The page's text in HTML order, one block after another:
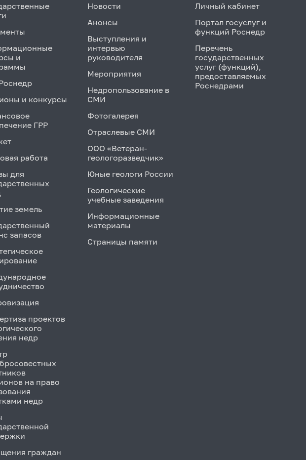
и
и конкурсы
ГРР
работа
для
земель
запасов
проектов
недр
на право
недр
граждан
Новости
Анонсы
Выступления и
интервью
руководителя
Мероприятия
Недропользование в
СМИ
Фотогалерея
Отраслевые СМИ
ООО «Ветеран-
геологоразведчик»
Юные геологи России
Геологические
учебные заведения
Информационные
материалы
Страницы памяти
Личный кабинет
Портал госуслуг и
функций Роснедр
Перечень
государственных
услуг (функций),
предоставляемых
Роснедрами